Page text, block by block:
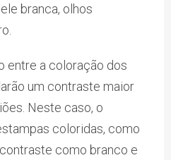
branca, olhos
entre a coloração dos
um contraste maior
Neste caso, o
coloridas, como
como branco e